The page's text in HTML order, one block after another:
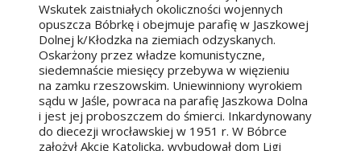
Wskutek zaistniałych okoliczności wojennych
opuszcza Bóbrkę i obejmuje parafię w Jaszkowej
Dolnej k/Kłodzka na ziemiach odzyskanych.
Oskarżony przez władze komunistyczne,
siedemnaście miesięcy przebywa w więzieniu
na zamku rzeszowskim. Uniewinniony wyrokiem
sądu w Jaśle, powraca na parafię Jaszkowa Dolna
i jest jej proboszczem do śmierci. Inkardynowany
do diecezji wrocławskiej w 1951 r. W Bóbrce
założył Akcję Katolicką, wybudował dom Ligi